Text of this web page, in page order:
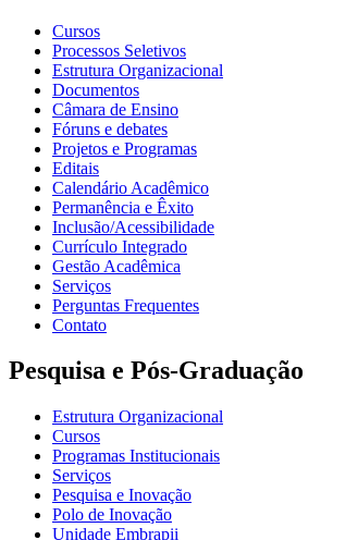
Cursos
Processos Seletivos
Estrutura Organizacional
Documentos
Câmara de Ensino
Fóruns e debates
Projetos e Programas
Editais
Calendário Acadêmico
Permanência e Êxito
Inclusão/Acessibilidade
Currículo Integrado
Gestão Acadêmica
Serviços
Perguntas Frequentes
Contato
Pesquisa e Pós-Graduação
Estrutura Organizacional
Cursos
Programas Institucionais
Serviços
Pesquisa e Inovação
Polo de Inovação
Unidade Embrapii